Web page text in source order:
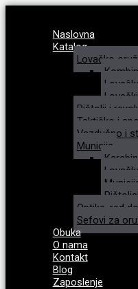
Naslovna
Katalog
Lovačko
Pištolji i
Taktičko i
Vazdušno i
Municija
Optike, red
Sefovi za
Obuka
O nama
Kontakt
Blog
Zaposlenje